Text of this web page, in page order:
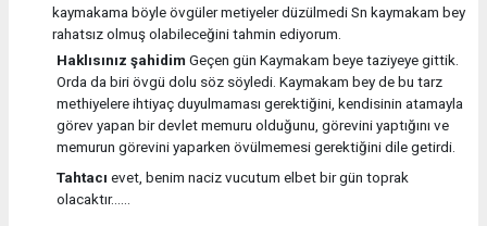
kaymakama böyle övgüler metiyeler düzülmedi Sn kaymakam bey
rahatsız olmuş olabileceğini tahmin ediyorum.
Haklısınız şahidim Geçen gün Kaymakam beye taziyeye gittik.
Orda da biri övgü dolu söz söyledi. Kaymakam bey de bu tarz
methiyelere ihtiyaç duyulmaması gerektiğini, kendisinin atamayla
görev yapan bir devlet memuru olduğunu, görevini yaptığını ve
memurun görevini yaparken övülmemesi gerektiğini dile getirdi.
Tahtacı evet, benim naciz vucutum elbet bir gün toprak
olacaktır......